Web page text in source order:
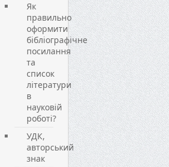
Як
правильно
оформити
бібліографічне
посилання
та
список
літератури
в
науковій
роботі?
УДК,
авторський
знак